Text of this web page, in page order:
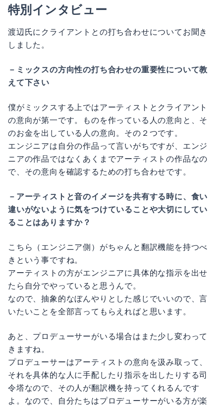
特別インタビュー
渡辺氏にクライアントとの打ち合わせについてお聞き
しました。
－ミックスの方向性の打ち合わせの重要性について教
えて下さい
僕がミックスする上ではアーティストとクライアント
の意向が第一です。ものを作っている人の意向と、そ
のお金を出している人の意向。その２つです。
エンジニアは自分の作品って言いがちですが、エンジ
ニアの作品ではなくあくまでアーティストの作品なの
で、その意向を確認するための打ち合わせです。
－アーティストと音のイメージを共有する時に、食い
違いがないように気をつけていることや大切にしてい
ることはありますか？
こちら（エンジニア側）がちゃんと翻訳機能を持つべ
きという事ですね。
アーティストの方がエンジニアに具体的な指示を出せ
たら自分でやっていると思うんで。
なので、抽象的なぼんやりとした感じでいいので、言
いたいことを全部言ってもらえればと思います。
あと、プロデューサーがいる場合はまた少し変わって
きますね。
プロデューサーはアーティストの意向を汲み取って、
それを具体的な人に手配したり指示を出したりする司
令塔なので、その人が翻訳機を持ってくれるんです
よ。なので、自分たちはプロデューサーがいる方が楽